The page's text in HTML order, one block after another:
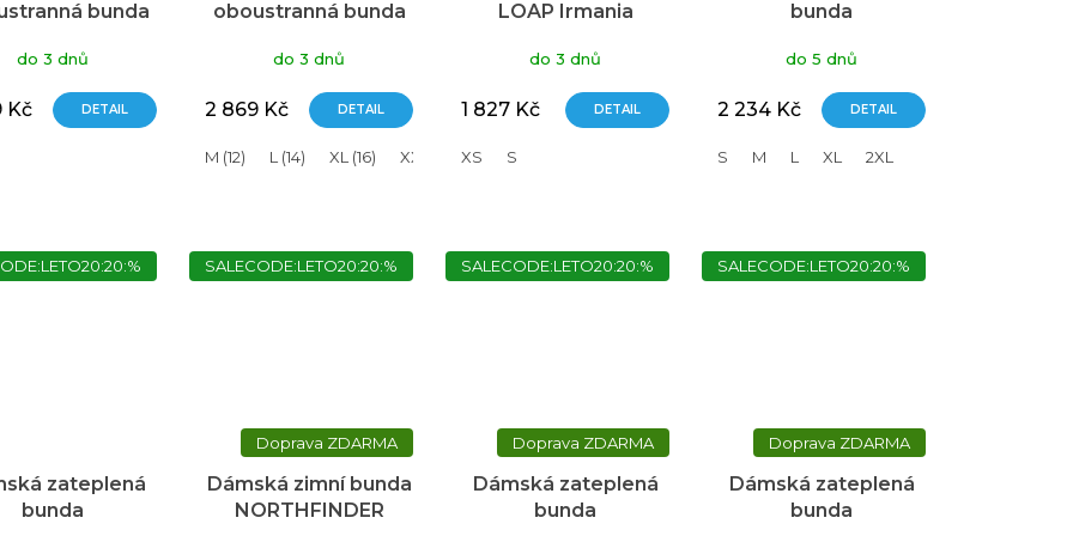
bunda
Soft grey
do 3 dnů
Kč DETAIL
oboustranná bunda
black/grey ws
do 3 dnů
2 869 Kč DETAIL
M (12) L (14) XL (16) XXL(18)
LOAP Irmania
do 3 dnů
1 827 Kč DETAIL
XS S
bunda
Madilynn červená
do 5 dnů
2 234 Kč DETAIL
S M L XL 2XL
zateplená
bunda
SALECODE:LETO20:20:%
ZDARMA
Dámská zimní bunda
NORTHFINDER
SALECODE:LETO20:20:%
ZDARMA
Dámská zateplená
bunda
SALECODE:LETO20:20:%
ZDARMA
Dámská zateplená
bunda